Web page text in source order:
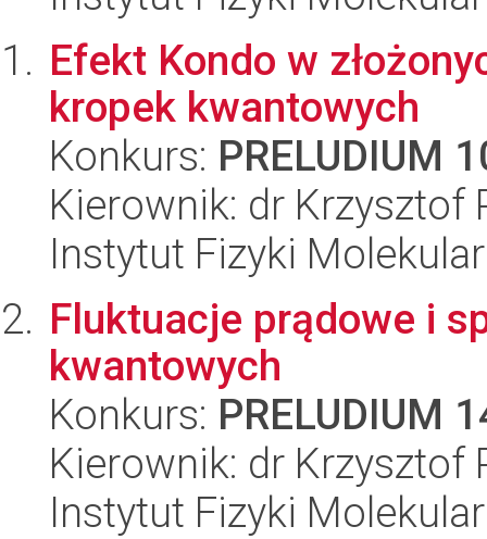
Efekt Kondo w
kropek kwantowych
Konkurs: PRELUDIUM
Kierownik: dr Krzysztof
Instytut Fizyki
Fluktuacje prądowe i
kwantowych
Konkurs: PRELUDIUM
Kierownik: dr Krzysztof
Instytut Fizyki